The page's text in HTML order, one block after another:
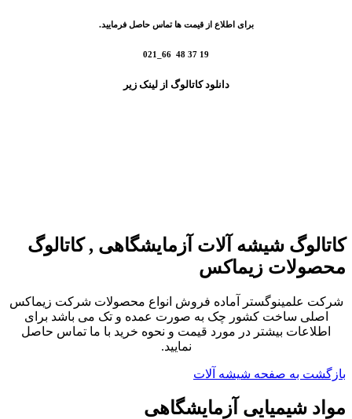
برای اطلاع از قیمت ها تماس حاصل فرمایید.
19 37 48 66_021
دانلود کاتالوگ از لینک زیر
کاتالوگ شیشه آلات آزمایشگاهی , کاتالوگ
محصولات زیماکس
شرکت علمینوگستر آماده فروش انواع محصولات شرکت زیماکس
اصلی ساخت کشور چک به صورت عمده و تک می باشد برای
اطلاعات بیشتر در مورد قیمت و نحوه خرید با ما تماس حاصل
نمایید.
بازگشت به صفحه شیشه آلات
مواد شیمیایی آزمایشگاهی